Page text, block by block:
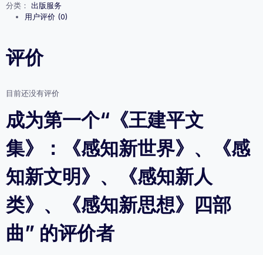
集》：
《感
世
界》、
新
明》、
《感
知
新
类》、
《感
知
新
想》
四
分类： 出版服务
用户评价 (0)
评价
目前还没有评价
成为第一个“《王建平文
集》：《感知新世界》、《感
知新文明》、《感知新人
类》、《感知新思想》四部
曲” 的评价者